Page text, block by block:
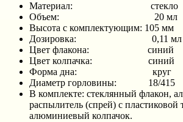
Материал: стекло
Объем: 20 мл
Высота с комплектующим: 105 мм
Дозировка: 0,11 мл
Цвет флакона: синий
Цвет колпачка: синий
Форма дна: круг
Диаметр горловины: 18/415
В комплекте: стеклянный флакон,
распылитель (спрей) с пластиковой
алюминиевый колпачок.